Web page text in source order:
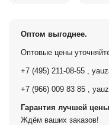
Оптом выгоднее.
Оптовые цены
+7 (495) 211-08-55
+7 (966) 009 83 85
Гарантия лучшей
Ждём ваших заказов!